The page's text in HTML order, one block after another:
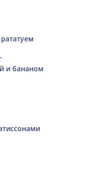
и бананом